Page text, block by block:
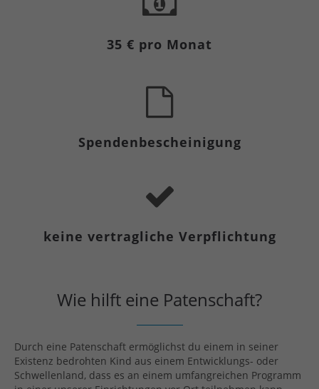
35 € pro Monat
Spendenbescheinigung
keine vertragliche Verpflichtung
Wie hilft eine Patenschaft?
Durch eine Patenschaft ermöglichst du einem in seiner
Existenz bedrohten Kind aus einem Entwicklungs- oder
Schwellenland, dass es an einem umfangreichen Programm